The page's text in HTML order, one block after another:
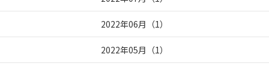
2022年06月 （1）
2022年05月 （1）